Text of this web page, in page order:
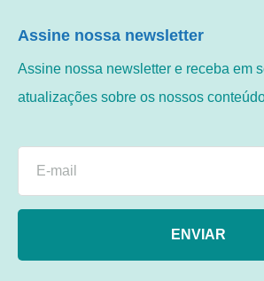
Assine nossa newsletter
Assine nossa newsletter e receba em
atualizações sobre os nossos
ENVIAR